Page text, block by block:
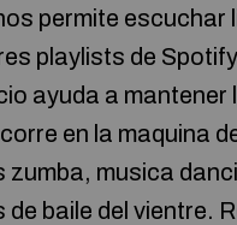
permite escuchar
playlists de
ayuda a
en la maquina
musica
baile del vientre.